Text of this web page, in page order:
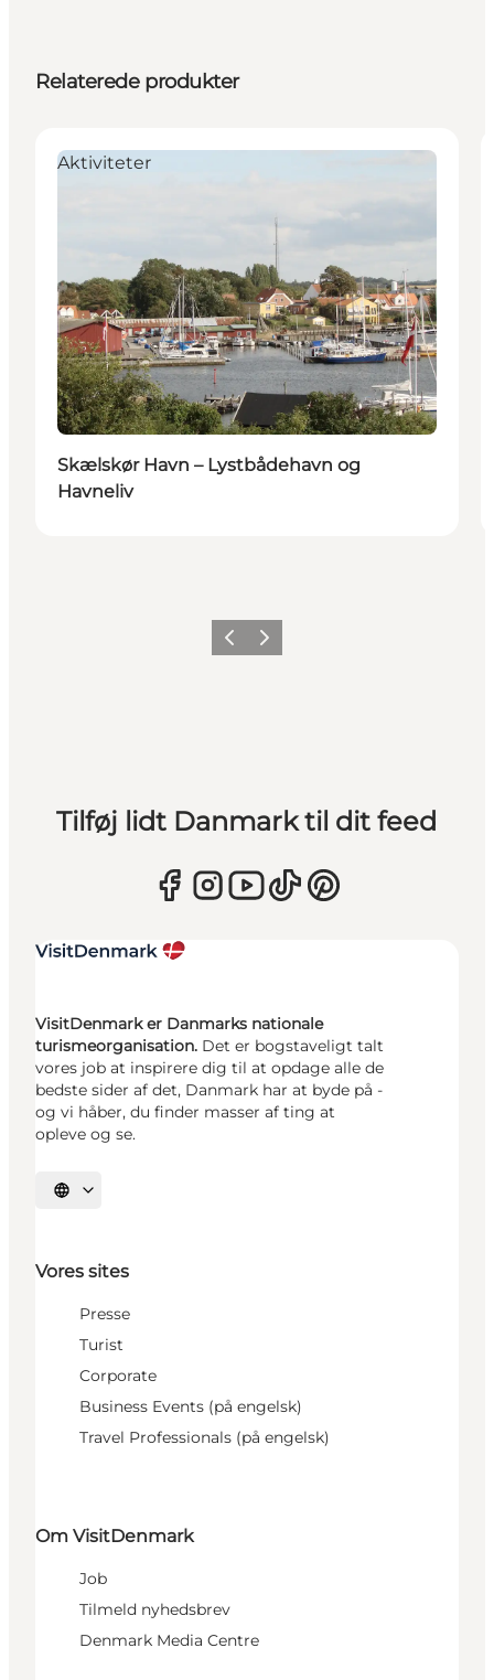
Relaterede produkter
Aktiviteter
Skælskør Havn – Lystbådehavn og
Havneliv
ForrigeNæste
Tilføj lidt Danmark til dit feed
VisitDenmark er Danmarks nationale
turismeorganisation. Det er bogstaveligt talt
vores job at inspirere dig til at opdage alle de
bedste sider af det, Danmark har at byde på -
og vi håber, du finder masser af ting at
opleve og se.
Vælg sprog
Vores sites
Presse
Turist
Corporate
Business Events (på engelsk)
Travel Professionals (på engelsk)
Om VisitDenmark
Job
Tilmeld nyhedsbrev
Denmark Media Centre